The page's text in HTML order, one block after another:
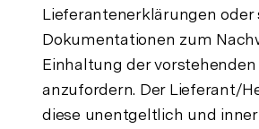
Lieferantenerklärungen oder
Dokumentationen zum
Einhaltung der
anzufordern. Der Lieferant/
diese unentgeltlich und